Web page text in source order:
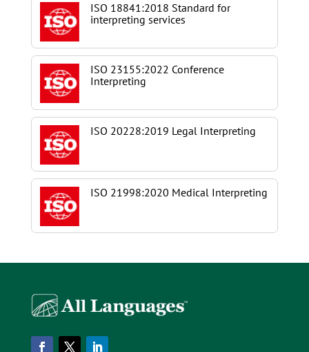
ISO 18841:2018 Standard for
interpreting services
ISO 23155:2022 Conference
Interpreting
ISO 20228:2019 Legal Interpreting
ISO 21998:2020 Medical Interpreting